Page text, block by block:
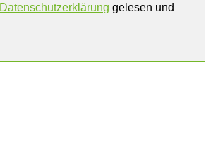
Datenschutzerklärung gelesen und